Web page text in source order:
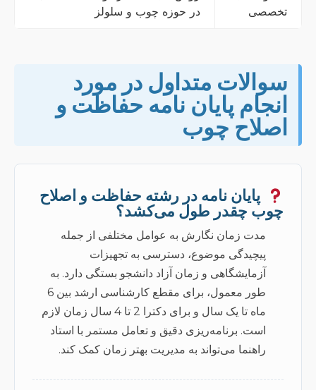
تخصصی
در حوزه چوب و سلولز
سوالات متداول در مورد
انجام پایان نامه حفاظت و
اصلاح چوب
پایان نامه در رشته حفاظت و اصلاح
چوب چقدر طول می‌کشد؟
مدت زمان نگارش به عوامل مختلفی از جمله
پیچیدگی موضوع، دسترسی به تجهیزات
آزمایشگاهی و زمان آزاد دانشجو بستگی دارد. به
طور معمول، برای مقطع کارشناسی ارشد بین 6
ماه تا یک سال و برای دکترا 2 تا 4 سال زمان لازم
است. برنامه‌ریزی دقیق و تعامل مستمر با استاد
راهنما می‌تواند به مدیریت بهتر زمان کمک کند.